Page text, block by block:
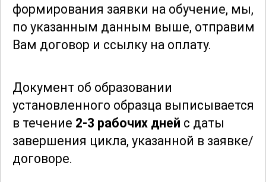
Участники курса также познакомятся с
примерами успешных кейсов и
методиками, которые применяются в
позволит понять, как внедрение
творческих подходовможет
существенно повысить эффективность
работы и улучшить качество жизни.
формирования заявки на обучение, мы,
по указанным данным выше, отправим
Вам договор и ссылку на оплату.
Документ об образовании
установленного образца выписывается
в течение 2-3 рабочих дней с даты
завершения цикла, указанной в заявке/
договоре.